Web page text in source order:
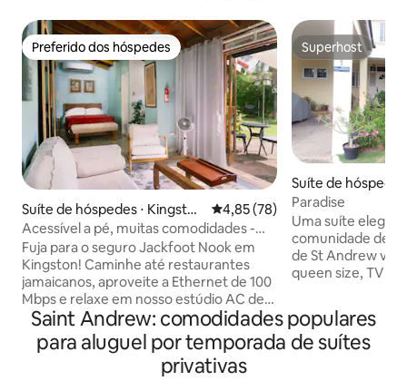
Preferido dos hóspedes
Preferido dos hóspedes
Suíte de hóspedes ⋅ Kingston
6
4,85 de uma avaliação média
4,85 (78)
Acessível a pé, muitas comodidades -
Wi-Fi rápido, AC de luxo
Fuja para o seguro Jackfoot Nook em
Kingston! Caminhe até restaurantes
jamaicanos, aproveite a Ethernet de 100
Mbps e relaxe em nosso estúdio AC de
luxo. Perfeito para mulheres solteiras,
casais e trabalho remoto, você tem água
quente 24 horas por dia, 7 dias por
semana, arte única, uma mesa de
Superhost
Superhost
Suíte de
Paradise
Uma suíte
comunidade de
de St Andrew
queen size, TV
tela plana, micro-
banheiro próprio
(quente/frio).
Saint Andrew: comodidades populares
para aluguel por temporada de suítes
privativas